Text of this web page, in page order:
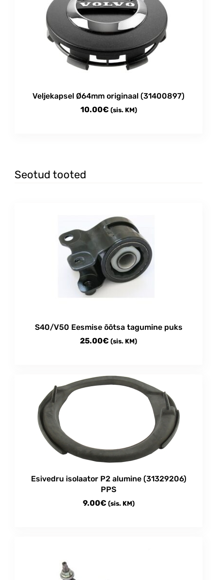
Veljekapsel Ø64mm originaal (31400897)
10.00€ (sis. KM)
Seotud tooted
S40/V50 Eesmise õõtsa tagumine puks
25.00€ (sis. KM)
Esivedru isolaator P2 alumine (31329206)
PPS
9.00€ (sis. KM)